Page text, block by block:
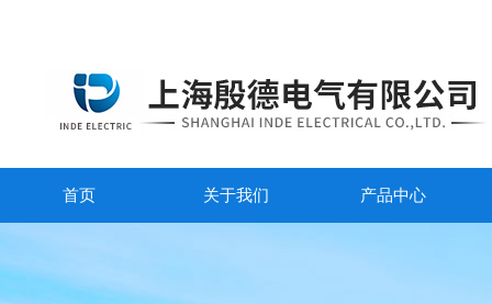
首页 关于我们 产品中心